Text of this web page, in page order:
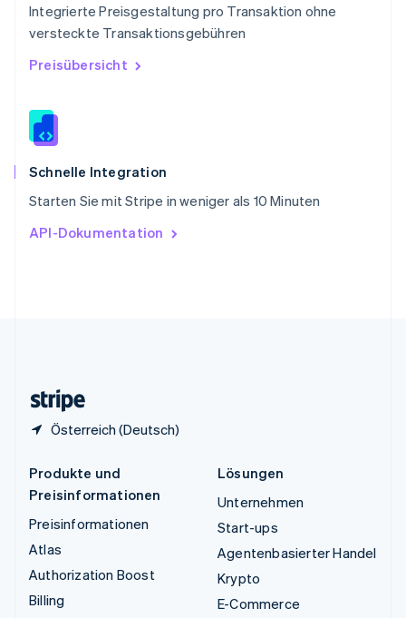
Integrierte Preisgestaltung pro Transaktion ohne
versteckte Transaktionsgebühren
Preisübersicht
Schnelle Integration
Starten Sie mit Stripe in weniger als 10 Minuten
API-Dokumentation
Österreich (Deutsch)
Slowenien
EnglishItaliano
Spanien
Thailand
ไทยEnglish
Tschechische Republik
English
English
Produkte und
Preisinformationen
Preisinformationen
Atlas
Authorization Boost
Billing
Lösungen
Unternehmen
Start-ups
Agentenbasierter Handel
Krypto
E-Commerce